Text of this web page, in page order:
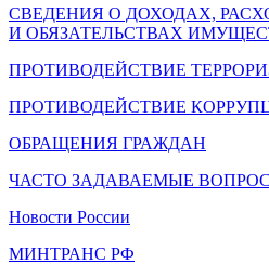
СВЕДЕНИЯ О ДОХОДАХ,
И ОБЯЗАТЕЛЬСТВАХ
ПРОТИВОДЕЙСТВИЕ
ПРОТИВОДЕЙСТВИЕ
ОБРАЩЕНИЯ ГРАЖДАН
ЧАСТО ЗАДАВАЕМЫЕ
Новости России
МИНТРАНС РФ